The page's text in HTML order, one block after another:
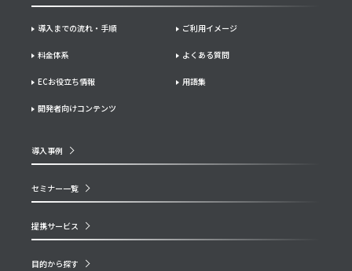
導入までの流れ・手順 ご利用イメージ
料金体系 よくある質問
ECお役立ち情報 用語集
開発者向けコンテンツ
導入事例
セミナー一覧
提携サービス
目的から探す